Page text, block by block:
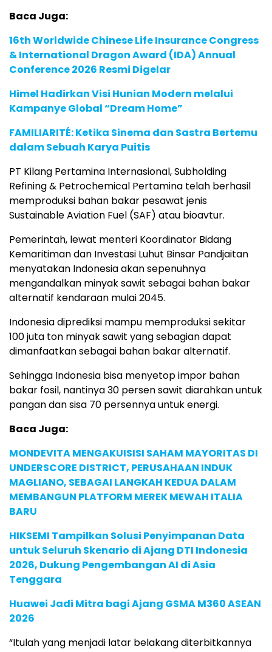
Baca Juga:
16th Worldwide Chinese Life Insurance Congress
& International Dragon Award (IDA) Annual
Conference 2026 Resmi Digelar
Himel Hadirkan Visi Hunian Modern melalui
Kampanye Global “Dream Home”
FAMILIARITÉ: Ketika Sinema dan Sastra Bertemu
dalam Sebuah Karya Puitis
PT Kilang Pertamina Internasional, Subholding
Refining & Petrochemical Pertamina telah berhasil
memproduksi bahan bakar pesawat jenis
Sustainable Aviation Fuel (SAF) atau bioavtur.
Pemerintah, lewat menteri Koordinator Bidang
Kemaritiman dan Investasi Luhut Binsar Pandjaitan
menyatakan Indonesia akan sepenuhnya
mengandalkan minyak sawit sebagai bahan bakar
alternatif kendaraan mulai 2045.
Indonesia diprediksi mampu memproduksi sekitar
100 juta ton minyak sawit yang sebagian dapat
dimanfaatkan sebagai bahan bakar alternatif.
Sehingga Indonesia bisa menyetop impor bahan
bakar fosil, nantinya 30 persen sawit diarahkan untuk
pangan dan sisa 70 persennya untuk energi.
Baca Juga:
MONDEVITA MENGAKUISISI SAHAM MAYORITAS DI
UNDERSCORE DISTRICT, PERUSAHAAN INDUK
MAGLIANO, SEBAGAI LANGKAH KEDUA DALAM
MEMBANGUN PLATFORM MEREK MEWAH ITALIA
BARU
HIKSEMI Tampilkan Solusi Penyimpanan Data
untuk Seluruh Skenario di Ajang DTI Indonesia
2026, Dukung Pengembangan AI di Asia
Tenggara
Huawei Jadi Mitra bagi Ajang GSMA M360 ASEAN
2026
“Itulah yang menjadi latar belakang diterbitkannya